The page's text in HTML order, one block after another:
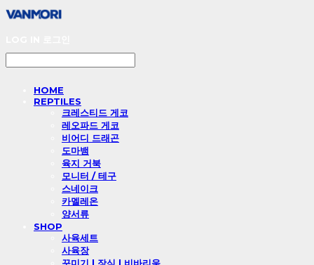
HOME
REPTILES
크레스티드 게코
레오파드 게코
비어디 드래곤
도마뱀
육지 거북
모니터 / 테구
스네이크
카멜레온
양서류
SHOP
사육세트
사육장